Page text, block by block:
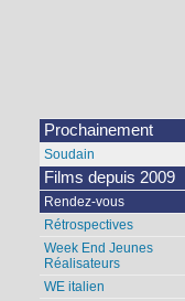
Prochainement
Soudain
Films depuis 2009
Rendez-vous
Rétrospectives
Week End Jeunes
Réalisateurs
WE italien